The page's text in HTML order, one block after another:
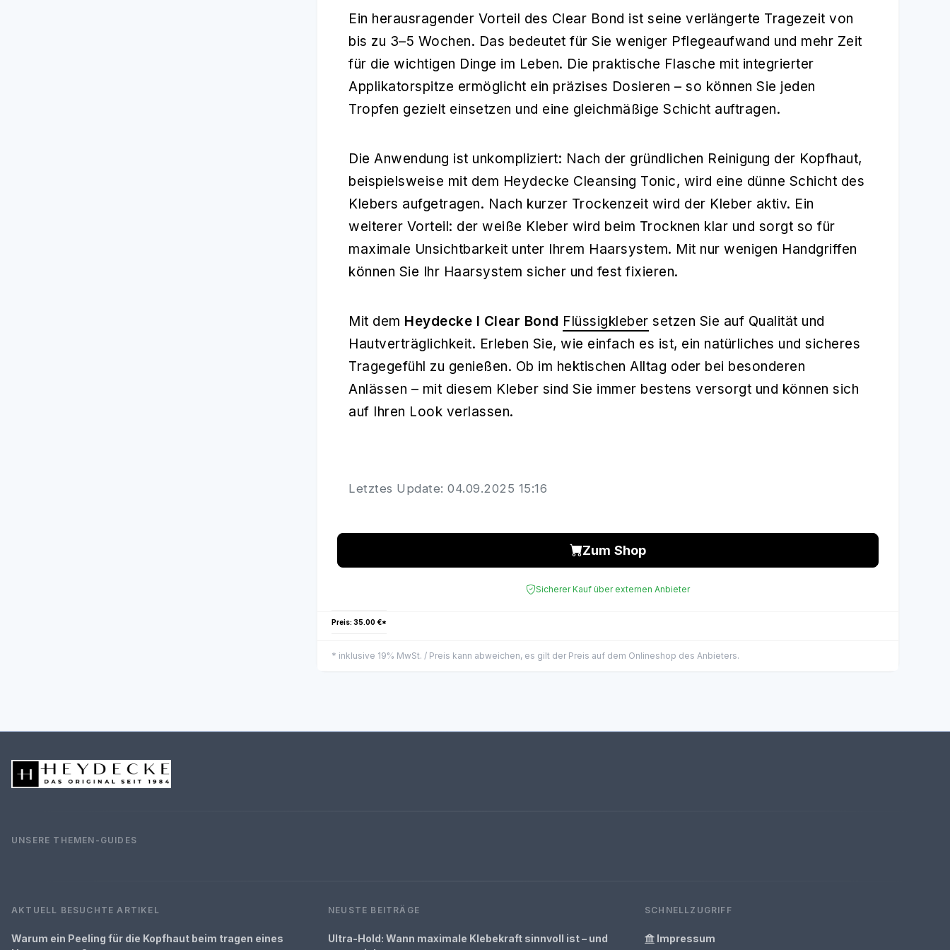
Ein herausragender Vorteil des Clear Bond ist seine verlängerte Tragezeit von
bis zu 3–5 Wochen. Das bedeutet für Sie weniger Pflegeaufwand und mehr Zeit
für die wichtigen Dinge im Leben. Die praktische Flasche mit integrierter
Applikatorspitze ermöglicht ein präzises Dosieren – so können Sie jeden
Tropfen gezielt einsetzen und eine gleichmäßige Schicht auftragen.
Die Anwendung ist unkompliziert: Nach der gründlichen Reinigung der Kopfhaut,
beispielsweise mit dem Heydecke Cleansing Tonic, wird eine dünne Schicht des
Klebers aufgetragen. Nach kurzer Trockenzeit wird der Kleber aktiv. Ein
weiterer Vorteil: der weiße Kleber wird beim Trocknen klar und sorgt so für
maximale Unsichtbarkeit unter Ihrem Haarsystem. Mit nur wenigen Handgriffen
können Sie Ihr Haarsystem sicher und fest fixieren.
Mit dem Heydecke I Clear Bond Flüssigkleber setzen Sie auf Qualität und
Hautverträglichkeit. Erleben Sie, wie einfach es ist, ein natürliches und sicheres
Tragegefühl zu genießen. Ob im hektischen Alltag oder bei besonderen
Anlässen – mit diesem Kleber sind Sie immer bestens versorgt und können sich
auf Ihren Look verlassen.
Letztes Update: 04.09.2025 15:16
Zum Shop
Sicherer Kauf über externen Anbieter
Preis: 35.00 €*
* inklusive 19% MwSt. / Preis kann abweichen, es gilt der Preis auf dem Onlineshop des Anbieters.
UNSERE THEMEN-GUIDES
AKTUELL BESUCHTE ARTIKEL
Warum ein Peeling für die Kopfhaut beim tragen eines
NEUSTE BEITRÄGE
Ultra-Hold: Wann maximale Klebekraft sinnvoll ist – und
SCHNELLZUGRIFF
Impressum